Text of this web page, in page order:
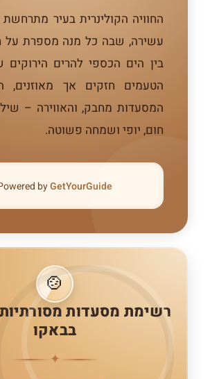
החוויה הקולינרית בעיר
עשירה, שבה כל מנה מספרת על
בין הים הכספי להרים הירוקים
הטעמים חזקים אך מאוזנים,
המסעדות מחבק, והאווירה –
חום, יופי ושמחה פשוטה.
byGetYourGuide
🍲
רשימת מסעדות
בבאקו
✦